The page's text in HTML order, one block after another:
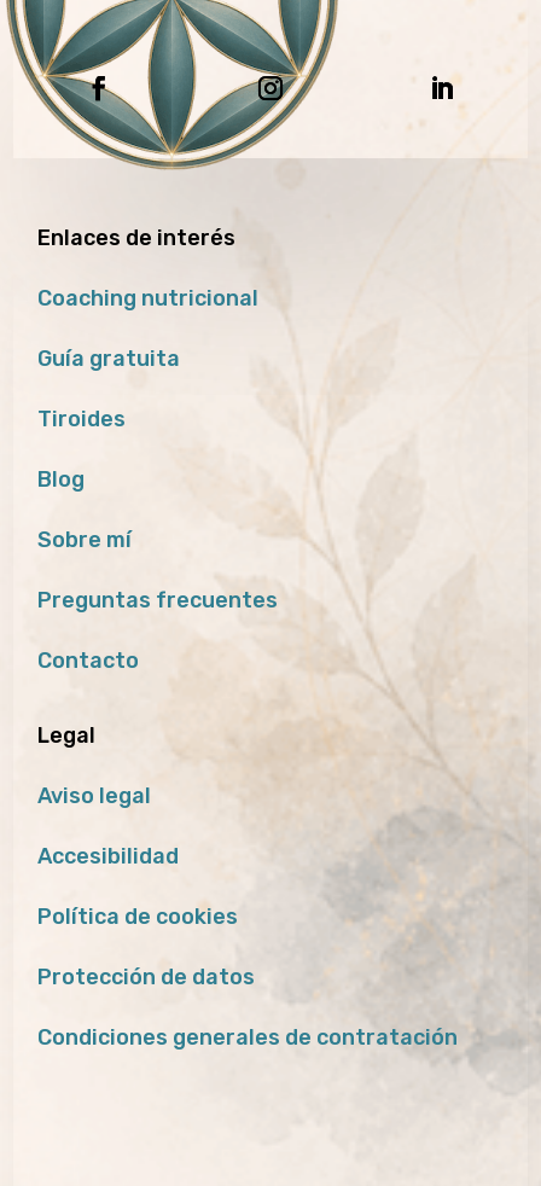
Enlaces de interés
Coaching nutricional
Guía gratuita
Tiroides
Blog
Sobre mí
Preguntas frecuentes
Contacto
Legal
Aviso legal
Accesibilidad
Política de cookies
Protección de datos
Condiciones generales de contratación